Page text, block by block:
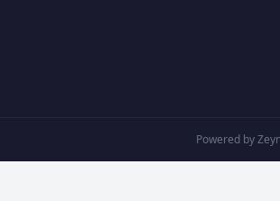
Powered by